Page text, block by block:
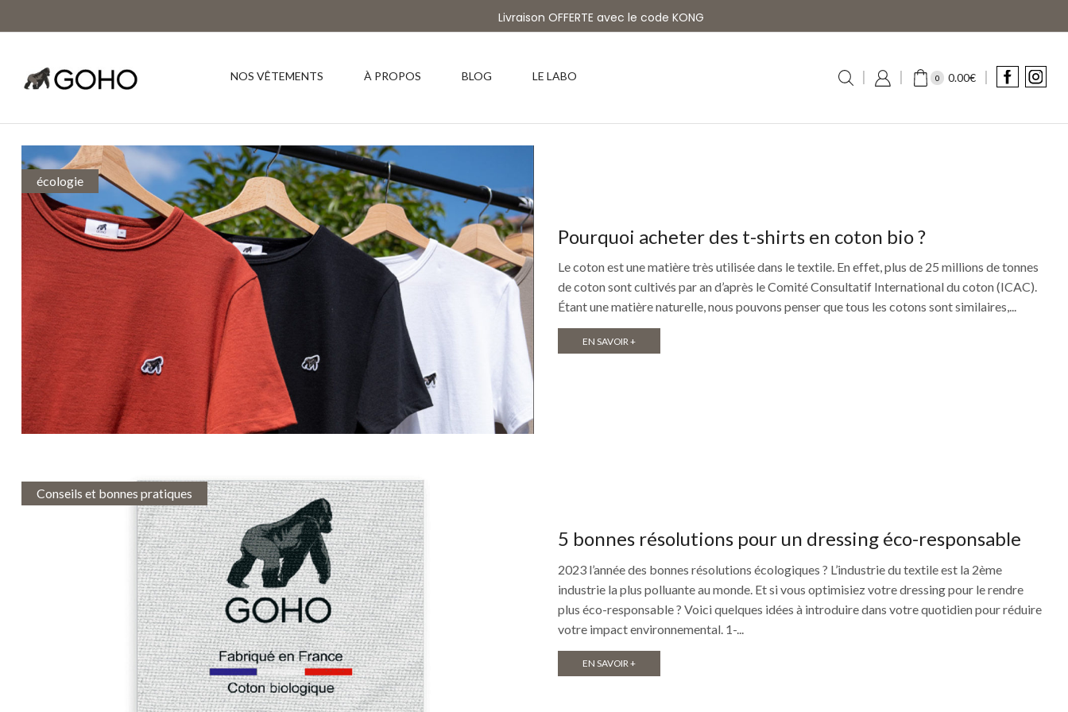
Livraison OFFERTE avec le code KONG
NOS VÊTEMENTS À PROPOS BLOG LE LABO 0 0.00€
écologie
Pourquoi acheter des t-shirts en coton bio ?
Le coton est une matière très utilisée dans le textile. En effet, plus de 25 millions de tonnes
de coton sont cultivés par an d’après le Comité Consultatif International du coton (ICAC).
Étant une matière naturelle, nous pouvons penser que tous les cotons sont similaires,...
EN SAVOIR +
Conseils et bonnes pratiques
5 bonnes résolutions pour un dressing éco-responsable
2023 l’année des bonnes résolutions écologiques ? L’industrie du textile est la 2ème
industrie la plus polluante au monde. Et si vous optimisiez votre dressing pour le rendre
plus éco-responsable ? Voici quelques idées à introduire dans votre quotidien pour réduire
votre impact environnemental. 1-...
EN SAVOIR +